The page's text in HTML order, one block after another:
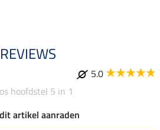
REVIEWS
5.0
hoofdstel 5 in 1
artikel aanraden